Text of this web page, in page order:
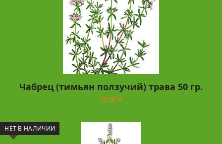
Чабрец (тимьян ползучий) трава 50 гр.
78.00 ₽
НЕТ В НАЛИЧИИ